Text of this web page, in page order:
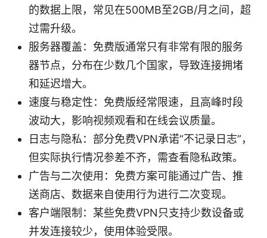
的数据上限，常见在500MB至2GB/月之间，超
过需升级。
服务器覆盖：免费版通常只有非常有限的服务
器节点，分布在少数几个国家，导致连接拥堵
和延迟增大。
速度与稳定性：免费版经常限速，且高峰时段
波动大，影响视频观看和在线会议质量。
日志与隐私：部分免费VPN承诺“不记录日志”，
但实际执行情况参差不齐，需查看隐私政策。
广告与二次使用：免费方案可能通过广告、推
送商店、数据来自使用行为进行二次变现。
客户端限制：某些免费VPN只支持少数设备或
并发连接较少，使用体验受限。